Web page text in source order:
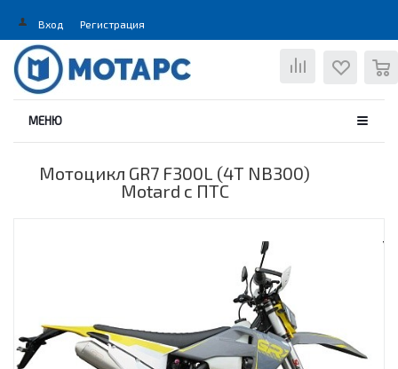
Вход Регистрация
МЕНЮ
Мотоцикл GR7 F300L (4T NB300)
Motard с ПТС